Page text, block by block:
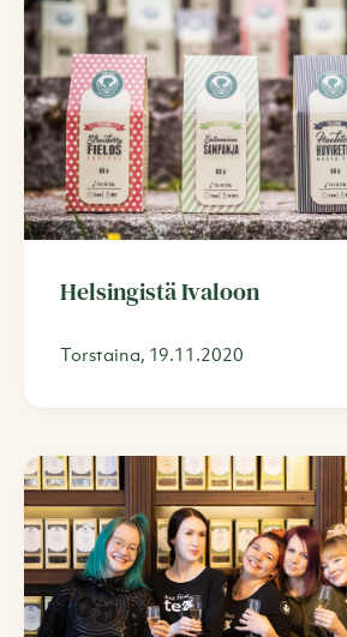
Helsingistä Ivaloon
Torstaina, 19.11.2020